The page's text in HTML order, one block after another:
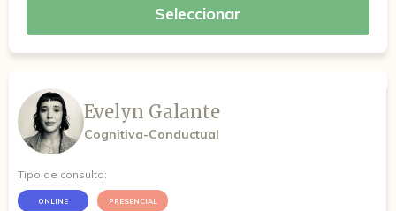
Seleccionar
Evelyn Galante
Cognitiva-Conductual
Tipo de consulta:
ONLINE PRESENCIAL